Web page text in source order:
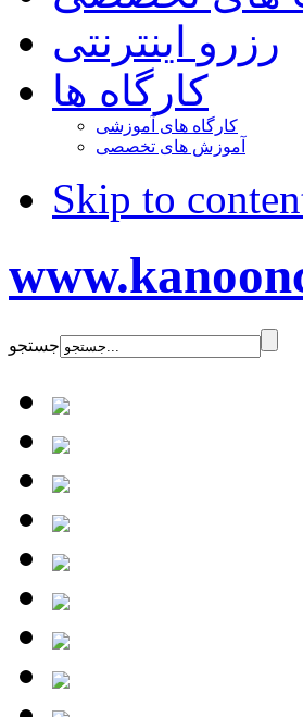
رزرو اینترنتی
کارگاه ها
کارگاه های آموزشی
آموزش های تخصصی
Skip to
جستجو